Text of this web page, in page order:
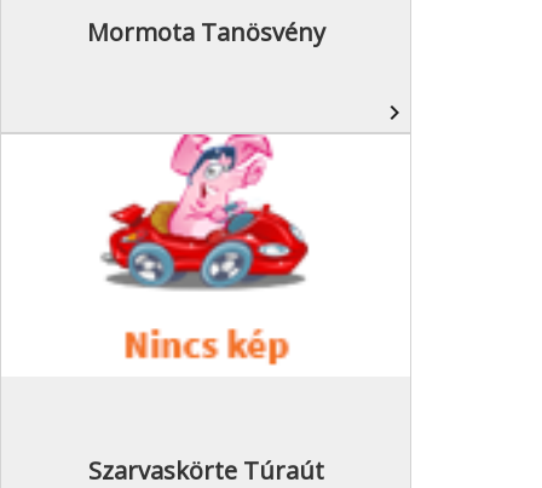
Mormota Tanösvény
navigate_next
Szarvaskörte Túraút